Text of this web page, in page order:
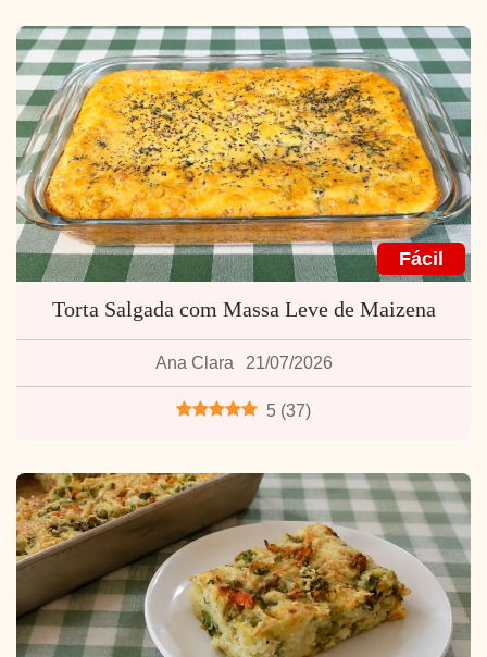
Fácil
Torta Salgada com Massa Leve de Maizena
Ana Clara 21/07/2026
5 (37)